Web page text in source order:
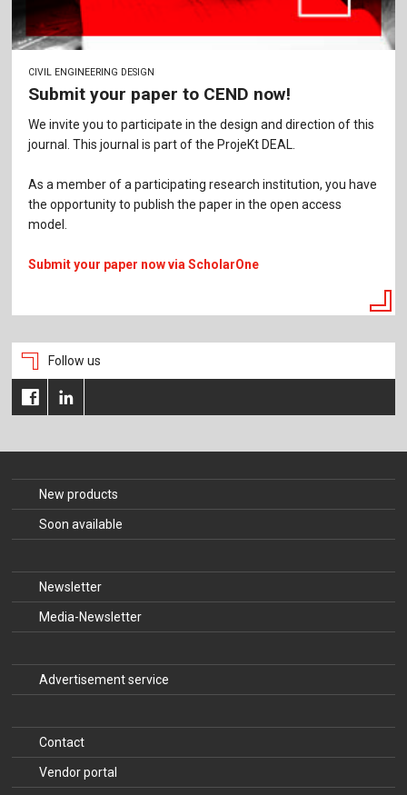
CIVIL ENGINEERING DESIGN
Submit your paper to CEND now!
We invite you to participate in the design and direction of this
journal. This journal is part of the ProjeKt DEAL.
As a member of a participating research institution, you have
the opportunity to publish the paper in the open access
model.
Submit your paper now via ScholarOne
Follow us
New products
Soon available
Newsletter
Media-Newsletter
Advertisement service
Contact
Vendor portal